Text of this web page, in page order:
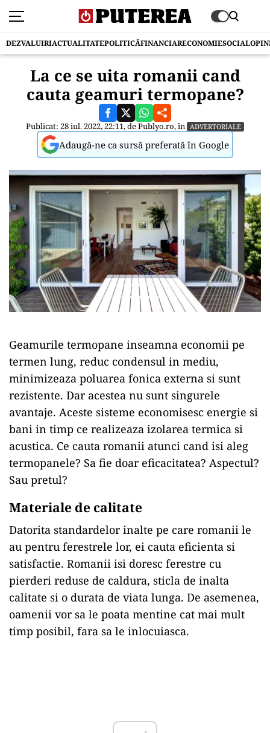
DEZVALUIRIACTUALITATEPOLITICĂFINANCIARECONOMIESOCIAL
La ce se uita romanii cand
cauta geamuri termopane?
Publicat: 28 iul. 2022, 22:11, dePublyo.ro, în ADVERTORIALE
Adaugă-ne ca sursă preferată în Google
Geamurile termopane inseamna economii pe
termen lung, reduc condensul in mediu,
minimizeaza poluarea fonica externa si sunt
rezistente. Dar acestea nu sunt singurele
avantaje. Aceste sisteme economisesc energie si
bani in timp ce realizeaza izolarea termica si
acustica. Ce cauta romanii atunci cand isi aleg
termopanele? Sa fie doar eficacitatea? Aspectul?
Sau pretul?
Materiale de calitate
Datorita standardelor inalte pe care romanii le
au pentru ferestrele lor, ei cauta eficienta si
satisfactie. Romanii isi doresc ferestre cu
pierderi reduse de caldura, sticla de inalta
calitate si o durata de viata lunga. De asemenea,
oamenii vor sa le poata mentine cat mai mult
timp posibil, fara sa le inlocuiasca.